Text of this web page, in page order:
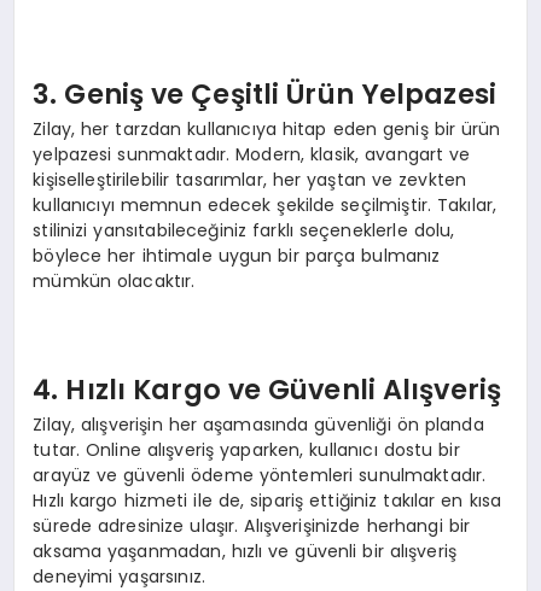
3. Geniş ve Çeşitli Ürün Yelpazesi
Zilay, her tarzdan kullanıcıya hitap eden geniş bir ürün
yelpazesi sunmaktadır. Modern, klasik, avangart ve
kişiselleştirilebilir tasarımlar, her yaştan ve zevkten
kullanıcıyı memnun edecek şekilde seçilmiştir. Takılar,
stilinizi yansıtabileceğiniz farklı seçeneklerle dolu,
böylece her ihtimale uygun bir parça bulmanız
mümkün olacaktır.
4. Hızlı Kargo ve Güvenli Alışveriş
Zilay, alışverişin her aşamasında güvenliği ön planda
tutar. Online alışveriş yaparken, kullanıcı dostu bir
arayüz ve güvenli ödeme yöntemleri sunulmaktadır.
Hızlı kargo hizmeti ile de, sipariş ettiğiniz takılar en kısa
sürede adresinize ulaşır. Alışverişinizde herhangi bir
aksama yaşanmadan, hızlı ve güvenli bir alışveriş
deneyimi yaşarsınız.